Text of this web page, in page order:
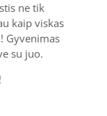
ne tik
kaip viskas
Gyvenimas
su juo.